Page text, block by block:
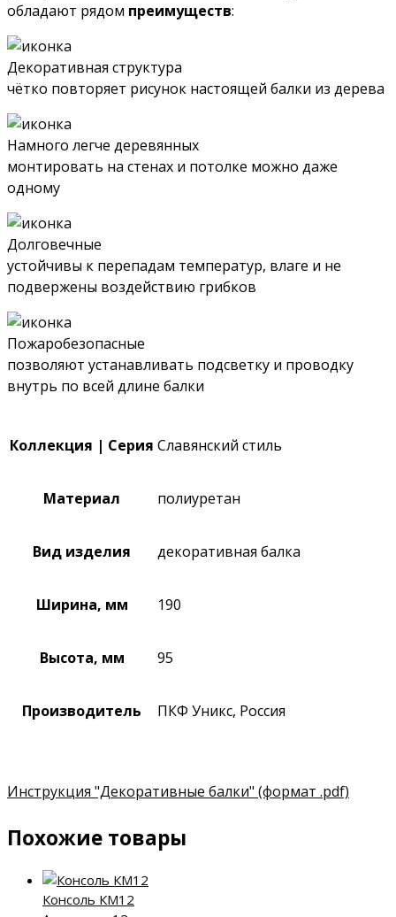
обладают рядом преимуществ:
Декоративная структура
чётко повторяет рисунок настоящей балки из дерева
Намного легче деревянных
монтировать на стенах и потолке можно даже
одному
Долговечные
устойчивы к перепадам температур, влаге и не
подвержены воздействию грибков
Пожаробезопасные
позволяют устанавливать подсветку и проводку
внутрь по всей длине балки
Коллекция | Серия Славянский стиль
Материал полиуретан
Вид изделия декоративная балка
Ширина, мм 190
Высота, мм 95
Производитель ПКФ Уникс, Россия
Инструкция "Декоративные балки" (формат .pdf)
Похожие товары
Консоль КМ12